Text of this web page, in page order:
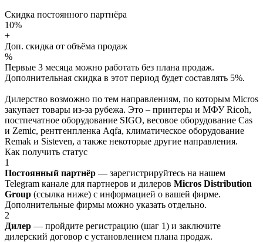
Скидка постоянного партнёра
10%
+
Доп. скидка от объёма продаж
%
Первые 3 месяца можно работать без плана продаж.
Дополнительная скидка в этот период будет составлять 5%.
Дилерство возможно по тем направлениям, по которым Micros
закупает товары из-за рубежа. Это – принтеры и МФУ Ricoh,
постпечатное оборудование SIGO, весовое оборудование Cas
и Zemic, рентгенпленка Aqfa, климатическое оборудование
Remak и Sisteven, а также некоторые другие направления.
Как получить статус
1
Постоянный партнёр — зарегистрируйтесь на нашем
Telegram канале для партнеров и дилеров Micros Distribution
Group (ссылка ниже) с информацией о вашей фирме.
Дополнительные фирмы можно указать отдельно.
2
Дилер — пройдите регистрацию (шаг 1) и заключите
дилерский договор с установлением плана продаж.